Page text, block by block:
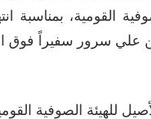
القومية،
علي سرور سفيراً فوق
للهيئة الصوفية